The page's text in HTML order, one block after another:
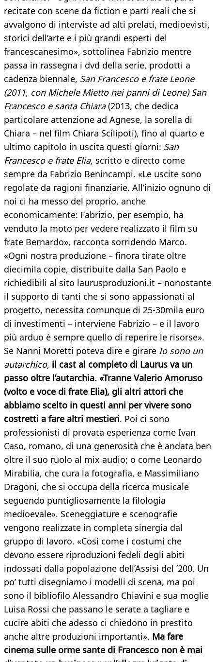
recitate con scene da fiction e parti reali che si
avvalgono di interviste ad alti prelati, medioevisti,
storici dell’arte e i più grandi esperti del
francescanesimo», sottolinea Fabrizio mentre
passa in rassegna i dvd della serie, prodotti a
cadenza biennale, San Francesco e frate Leone
(2011, con Michele Mietto nei panni di Leone) San
Francesco e santa Chiara(2013, che dedica
particolare attenzione ad Agnese, la sorella di
Chiara – nel film Chiara Scilipoti), fino al quarto e
ultimo capitolo in uscita questi giorni: San
Francesco e frate Elia, scritto e diretto come
sempre da Fabrizio Benincampi. «Le uscite sono
regolate da ragioni finanziarie. All’inizio ognuno di
noi ci ha messo del proprio, anche
economicamente: Fabrizio, per esempio, ha
venduto la moto per vedere realizzato il film su
frate Bernardo», racconta sorridendo Marco.
«Ogni nostra produzione – finora tirate oltre
diecimila copie, distribuite dalla San Paolo e
richiedibili al sito laurusproduzioni.it – nonostante
il supporto di tanti che si sono appassionati al
progetto, necessita comunque di 25-30mila euro
di investimenti – interviene Fabrizio – e il lavoro
più arduo è sempre quello di reperire le risorse».
Se Nanni Moretti poteva dire e girare Io sono un
autarchico, il cast al completo di Laurus va un
passo oltre l’autarchia. «Tranne Valerio Amoruso
(volto e voce di frate Elia), gli altri attori che
abbiamo scelto in questi anni per vivere sono
costretti a fare altri mestieri. Poi ci sono
professionisti di provata esperienza come Ivan
Caso, romano, di una generosità che è andata ben
oltre il suo ruolo al mix audio; o come Leonardo
Mirabilia, che cura la fotografia, e Massimiliano
Dragoni, che si occupa della ricerca musicale
seguendo puntigliosamente la filologia
medioevale». Sceneggiature e scenografie
vengono realizzate in completa sinergia dal
gruppo di lavoro. «Così come i costumi che
devono essere riproduzioni fedeli degli abiti
indossati dalla popolazione dell’Assisi del ’200. Un
po’ tutti disegniamo i modelli di scena, ma poi
sono il bibliofilo Alessandro Chiavini e sua moglie
Luisa Rossi che passano le serate a tagliare e
cucire abiti che adesso ci chiedono in prestito
anche altre produzioni importanti». Ma fare
cinema sulle orme sante di Francesco non è mai